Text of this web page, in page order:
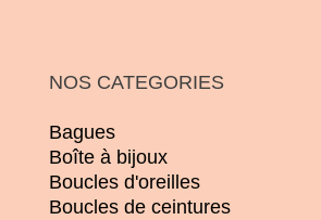
NOS CATEGORIES
Bagues
Boîte à bijoux
Boucles d'oreilles
Boucles de ceintures